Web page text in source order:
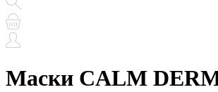
Маски CALM